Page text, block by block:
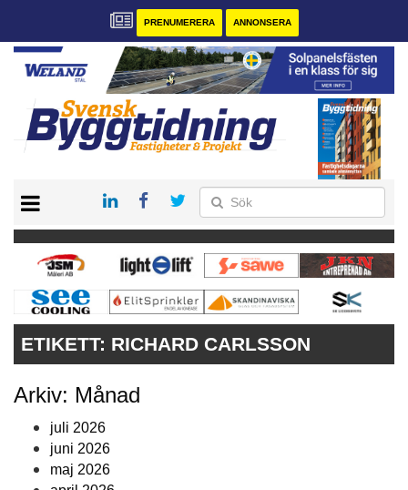
PRENUMERERA ANNONSERA
PRENUMERERA
VÅRA ANDRA MAGASIN
ANNONSERA
KONTAKT
ETIKETT: RICHARD CARLSSON
Arkiv: Månad
juli 2026
juni 2026
maj 2026